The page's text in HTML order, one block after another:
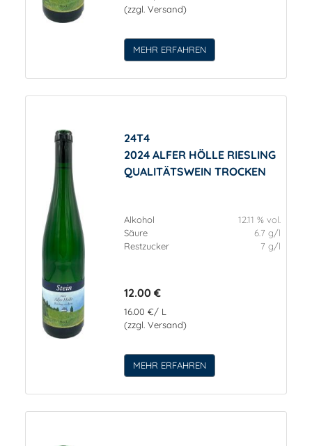
(zzgl. Versand)
MEHR ERFAHREN
24T4
2024 ALFER HÖLLE RIESLING
QUALITÄTSWEIN TROCKEN
Alkohol
12.11 % vol.
Säure
6.7 g/l
Restzucker
7 g/l
12.00 €
16.00 €/ L
(zzgl. Versand)
MEHR ERFAHREN